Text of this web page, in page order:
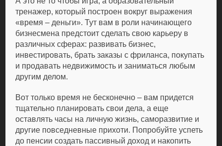
тренажер, который построен вокруг выражения
«время – деньги». Тут вам в роли начинающего
бизнесмена предстоит сделать свою карьеру в
различных сферах: развивать бизнес,
инвестировать, брать заказы с фриланса, покупать
и продавать недвижимость и заниматься любым
другим делом.
Вот только время не бесконечно – вам придется
тщательно планировать свои дела, а еще
оставлять часы на личную жизнь, саморазвитие и
другие повседневные прихоти. Попробуйте успеть
до пенсии создать пассивный доход и накопить